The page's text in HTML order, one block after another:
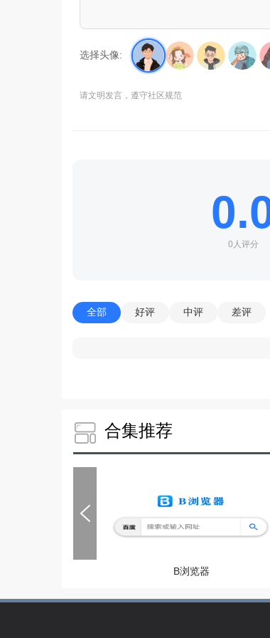
选择头像:
请文明发言，遵守社区规范
0人评分
全部 好评 中评 差评
合集推荐
B浏览器